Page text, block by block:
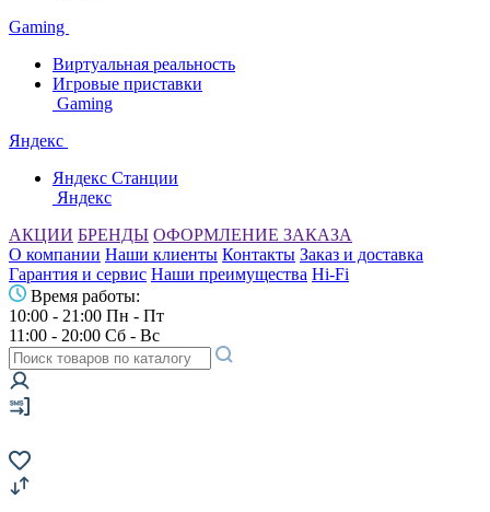
Gaming
Виртуальная реальность
Игровые приставки
Gaming
Яндекс
Яндекс Станции
Яндекс
АКЦИИ БРЕНДЫ ОФОРМЛЕНИЕ ЗАКАЗА
О компании Наши клиенты Контакты Заказ и доставка
Гарантия и сервис Наши преимущества Hi-Fi
Время работы:
10:00 - 21:00 Пн - Пт
11:00 - 20:00 Сб - Вс